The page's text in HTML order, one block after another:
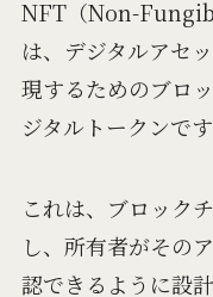
NFT（Non-
は、デジタルアセ
現するためのブロ
ジタルトークンです
これは、ブロック
し、所有者がその
認できるように設